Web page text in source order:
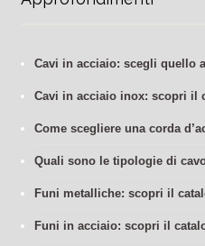
Cavi in acciaio: scegli quello
Cavi in acciaio inox: scopri il
Come scegliere una corda
Quali sono le tipologie di
Funi metalliche: scopri il
Funi in acciaio: scopri il